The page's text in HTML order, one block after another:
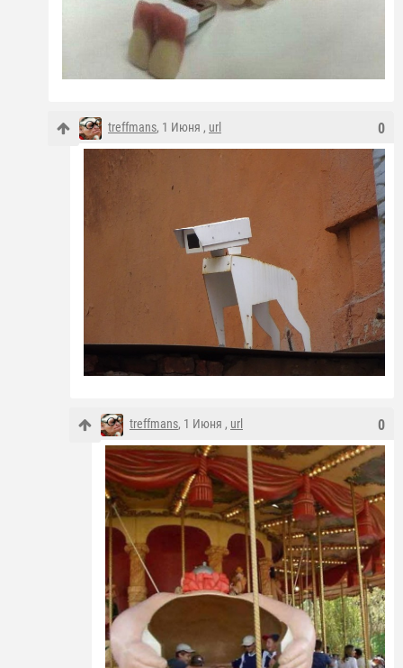
0
treffmans, 1 Июня , url
0
treffmans, 1 Июня , url